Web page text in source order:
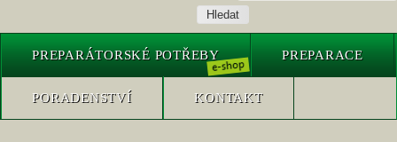
PREPARÁTORSKÉ POTŘEBY PREPARACE
PORADENSTVÍ KONTAKT